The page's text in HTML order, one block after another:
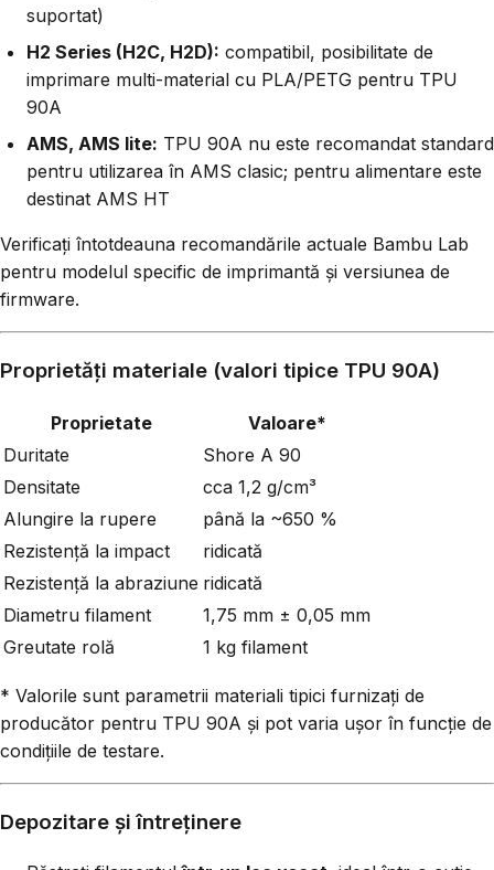
suportat)
H2 Series (H2C, H2D): compatibil, posibilitate de
imprimare multi-material cu PLA/PETG pentru TPU
90A
AMS, AMS lite: TPU 90A nu este recomandat standard
pentru utilizarea în AMS clasic; pentru alimentare este
destinat AMS HT
Verificați întotdeauna recomandările actuale Bambu Lab
pentru modelul specific de imprimantă și versiunea de
firmware.
Proprietăți materiale (valori tipice TPU 90A)
Proprietate
Valoare*
Duritate
Shore A 90
Densitate
cca 1,2 g/cm³
Alungire la rupere
până la ~650 %
Rezistență la impact
ridicată
Rezistență la abraziune ridicată
Diametru filament
1,75 mm ± 0,05 mm
Greutate rolă
1 kg filament
* Valorile sunt parametrii materiali tipici furnizați de
producător pentru TPU 90A și pot varia ușor în funcție de
condițiile de testare.
Depozitare și întreținere